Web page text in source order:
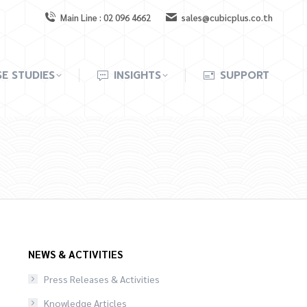
Main Line : 02 096 4662 sales@cubicplus.co.th
STUDIES INSIGHTS SUPPORT
NEWS & ACTIVITIES
Press Releases & Activities
Knowledge Articles
STUDIES SUPPORT